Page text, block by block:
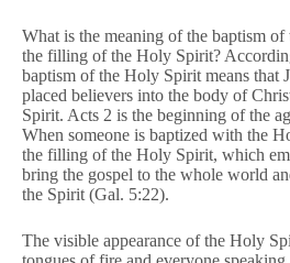
What is the meaning of the baptism
the filling of the Holy Spirit?
baptism of the Holy Spirit means that
placed believers into the body of
Spirit. Acts 2 is the beginning of the
When someone is baptized with the
the filling of the Holy Spirit, which
bring the gospel to the whole world
the Spirit (Gal. 5:22).
The visible appearance of the Holy